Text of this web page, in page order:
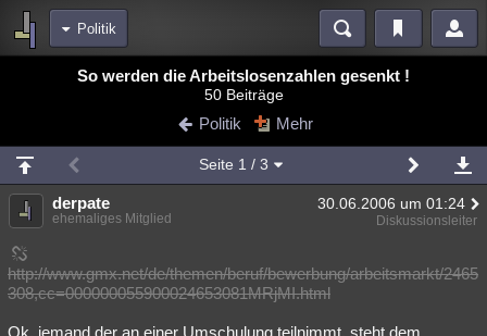
Politik
Blogs
Chat Wiki Neuigkeiten
meine Rubriken
Menschen Mystery Kriminalfälle
Spiritualität
Natur Umfragen Unterhaltung
weitere Rubriken
So werden die Arbeitslosenzahlen gesenkt !
50 Beiträge
Politik Mehr
Seite 1 / 3
derpate 30.06.2006 um 01:24
ehemaliges Mitglied Diskussionsleiter
http://www.gmx.net/de/themen/beruf/bewerbung/arbeitsmarkt/2465
308,cc=000000055900024653081MRjMI.html
Ok, jemand der an einer Umschulung teilnimmt, steht dem